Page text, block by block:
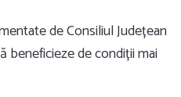
de Consiliul Județean
beneficieze de condiții mai